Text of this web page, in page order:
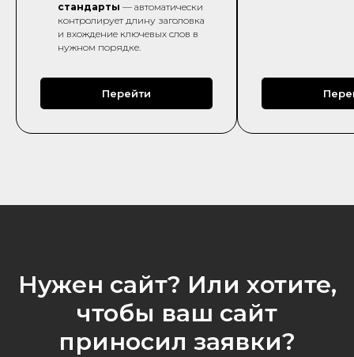
стандарты — автоматически
контролирует длину заголовка
и вхождение ключевых слов в
нужном порядке.
Перейти
Нужен сайт? Или хотите,
чтобы ваш сайт
приносил заявки?